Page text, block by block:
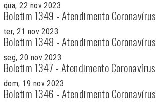
qua, 22 nov 2023
Boletim 1349 - Atendimento Coronavírus
ter, 21 nov 2023
Boletim 1348 - Atendimento Coronavírus
seg, 20 nov 2023
Boletim 1347 - Atendimento Coronavírus
dom, 19 nov 2023
Boletim 1346 - Atendimento Coronavírus